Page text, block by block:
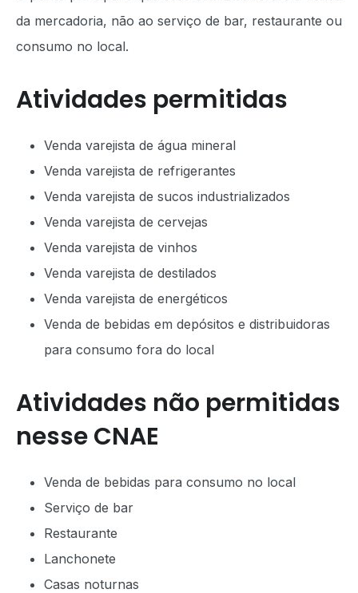
da mercadoria, não ao serviço de bar, restaurante ou
consumo no local.
Atividades permitidas
Venda varejista de água mineral
Venda varejista de refrigerantes
Venda varejista de sucos industrializados
Venda varejista de cervejas
Venda varejista de vinhos
Venda varejista de destilados
Venda varejista de energéticos
Venda de bebidas em depósitos e distribuidoras
para consumo fora do local
Atividades não permitidas
nesse CNAE
Venda de bebidas para consumo no local
Serviço de bar
Restaurante
Lanchonete
Casas noturnas